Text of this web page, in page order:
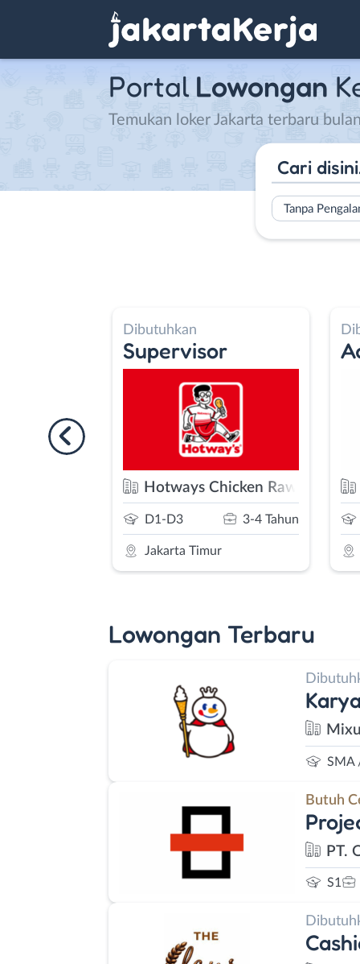
Portal Lowongan
Temukan loker Jakarta terbaru
Tanpa
Dibutuhkan
Supervisor
Hotways Chicken Rawamangun
S1/D4 3-4 Tahun
Jakarta Timur
Lowongan Terbaru
SMA
Butuh
PT.
S1